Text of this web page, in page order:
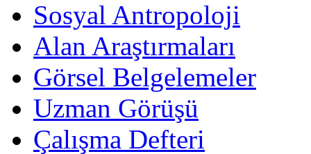
Sosyal Antropoloji
Alan Araştırmaları
Görsel Belgelemeler
Uzman Görüşü
Çalışma Defteri